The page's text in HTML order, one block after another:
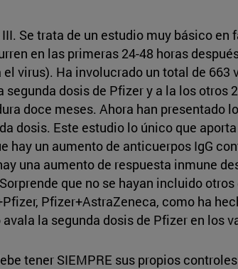
Se trata de un estudio muy básico en
en las primeras 24-48 horas
virus). Ha involucrado un total de 663
dosis de Pfizer y a la los otros
doce meses. Ahora han presentado
dosis. Este estudio lo único que
hay un aumento de anticuerpos IgG
una aumento de respuesta inmune
que no se hayan incluido
Pfizer+AstraZeneca, como ha
la segunda dosis de Pfizer en los
tener SIEMPRE sus propios